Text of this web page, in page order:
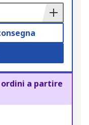
ordini a partire